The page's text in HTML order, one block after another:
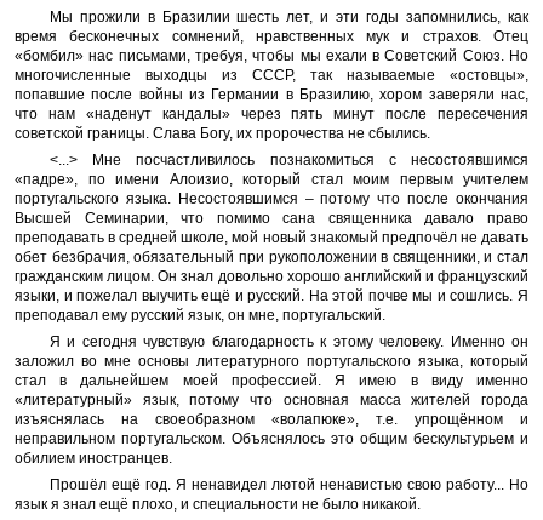
Мы прожили в Бразилии шесть лет, и эти годы запомнились, как
время бесконечных сомнений, нравственных мук и страхов. Отец
«бомбил» нас письмами, требуя, чтобы мы ехали в Советский Союз. Но
многочисленные выходцы из СССР, так называемые «остовцы»,
попавшие после войны из Германии в Бразилию, хором заверяли нас,
что нам «наденут кандалы» через пять минут после пересечения
советской границы. Слава Богу, их пророчества не сбылись.
<...> Мне посчастливилось познакомиться с несостоявшимся
«падре», по имени Алоизио, который стал моим первым учителем
португальского языка. Несостоявшимся – потому что после окончания
Высшей Семинарии, что помимо сана священника давало право
преподавать в средней школе, мой новый знакомый предпочёл не давать
обет безбрачия, обязательный при рукоположении в священники, и стал
гражданским лицом. Он знал довольно хорошо английский и французский
языки, и пожелал выучить ещё и русский. На этой почве мы и сошлись. Я
преподавал ему русский язык, он мне, португальский.
Я и сегодня чувствую благодарность к этому человеку. Именно он
заложил во мне основы литературного португальского языка, который
стал в дальнейшем моей профессией. Я имею в виду именно
«литературный» язык, потому что основная масса жителей города
изъяснялась на своеобразном «волапюке», т.е. упрощённом и
неправильном португальском. Объяснялось это общим бескультурьем и
обилием иностранцев.
Прошёл ещё год. Я ненавидел лютой ненавистью свою работу... Но
язык я знал ещё плохо, и специальности не было никакой.